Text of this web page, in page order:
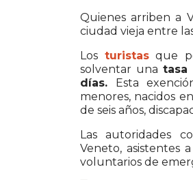
Quienes arriben a
ciudad vieja entre
Los turistas que
solventar unatasa
días. Esta
menores, nacidos
de seis años,
Las autoridades
Veneto, asistentes
voluntarios de